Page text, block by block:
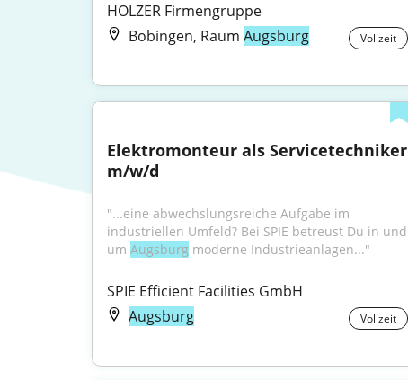
HOLZER Firmengruppe
Bobingen, Raum Augsburg Vollzeit
Elektromonteur als Servicetechniker
m/w/d
"...eine abwechslungsreiche Aufgabe im
industriellen Umfeld? Bei SPIE betreust Du in und
um Augsburg moderne Industrieanlagen..."
SPIE Efficient Facilities GmbH
Augsburg
Vollzeit